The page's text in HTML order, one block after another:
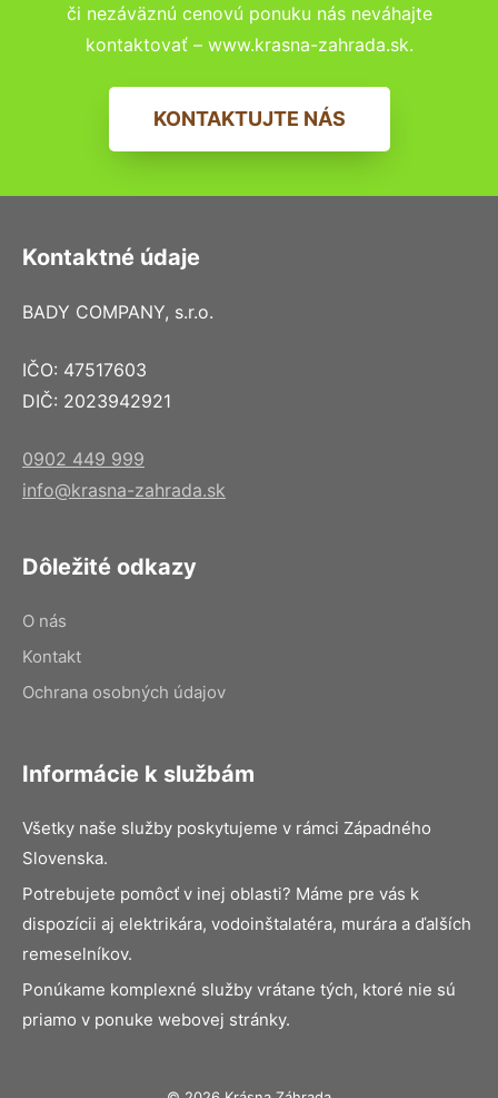
či nezáväznú cenovú ponuku nás neváhajte
kontaktovať – www.krasna-zahrada.sk.
KONTAKTUJTE NÁS
Kontaktné údaje
BADY COMPANY, s.r.o.
IČO: 47517603
DIČ: 2023942921
0902 449 999
info@krasna-zahrada.sk
Dôležité odkazy
O nás
Kontakt
Ochrana osobných údajov
Informácie k službám
Všetky naše služby poskytujeme v rámci Západného
Slovenska.
Potrebujete pomôcť v inej oblasti? Máme pre vás k
dispozícii aj elektrikára, vodoinštalatéra, murára a ďalších
remeselníkov.
Ponúkame komplexné služby vrátane tých, ktoré nie sú
priamo v ponuke webovej stránky.